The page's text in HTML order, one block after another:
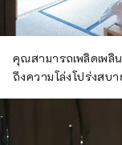
คุณสามารถเพลิดเพ
ถึงความโล่งโปร่งสบ